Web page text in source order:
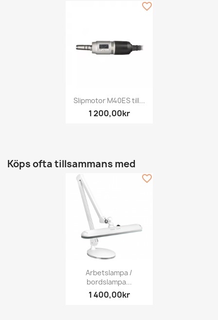
Slipmotor M40ES till...
1 200,00kr
favorite_border
Köps ofta tillsammans med
Arbetslampa /
bordslampa...
1 400,00kr
favorite_border